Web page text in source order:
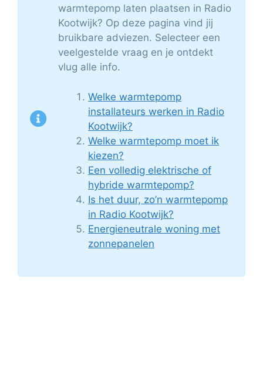
warmtepomp laten plaatsen in Radio
Kootwijk? Op deze pagina vind jij
bruikbare adviezen. Selecteer een
veelgestelde vraag en je ontdekt
vlug alle info.
Welke warmtepomp
installateurs werken in Radio
Kootwijk?
Welke warmtepomp moet ik
kiezen?
Een volledig elektrische of
hybride warmtepomp?
Is het duur, zo’n warmtepomp
in Radio Kootwijk?
Energieneutrale woning met
zonnepanelen